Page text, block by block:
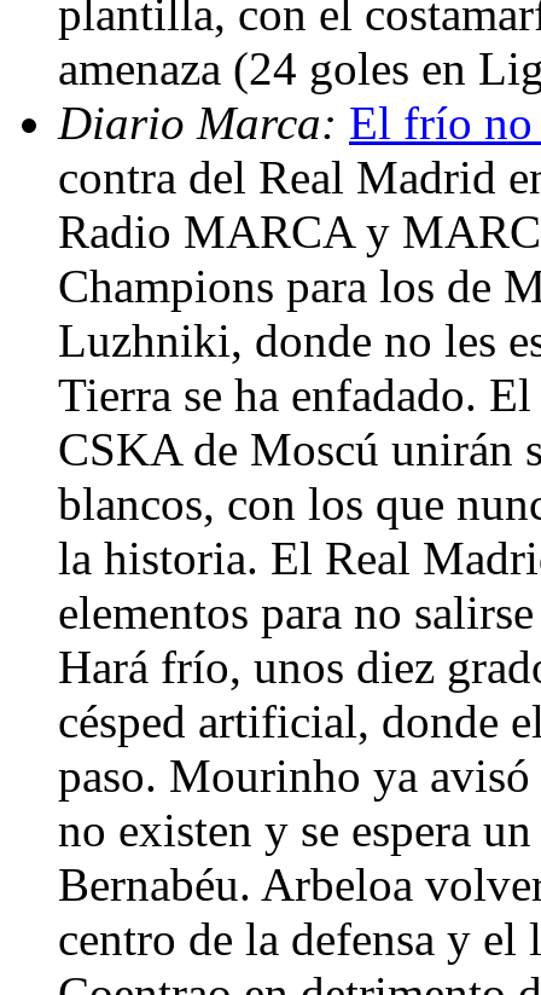
plantilla, con el
amenaza (24 goles en
Diario Marca: El frío no
contra del Real Madrid
Radio MARCA y
Champions para los de
Luzhniki, donde no les
Tierra se ha enfadado.
CSKA de Moscú unirán
blancos, con los que
la historia. El Real
elementos para no
Hará frío, unos diez
césped artificial, donde
paso. Mourinho ya avisó
no existen y se espera
Bernabéu. Arbeloa
centro de la defensa y